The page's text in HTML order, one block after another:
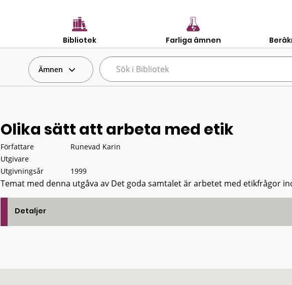
Bibliotek Farliga ämnen
Ämnen
Olika sätt att arbeta med etik
Författare
Runevad Karin
Utgivare
Utgivningsår
1999
Temat med denna utgåva av Det goda samtalet är arbetet med etikfrågor
Detaljer